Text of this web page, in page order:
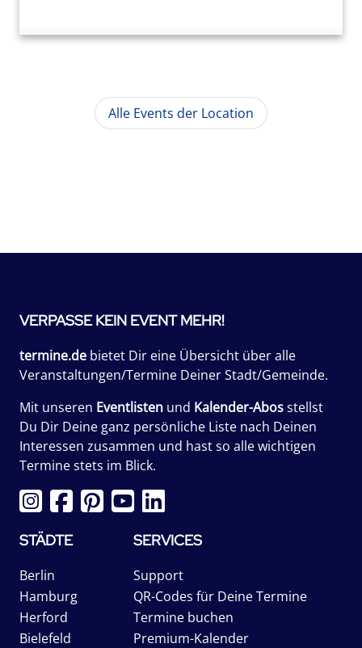
Alle Events der Location
VERPASSE KEIN EVENT MEHR!
termine.de bietet Dir eine Übersicht über alle
Veranstaltungen/Termine Deiner Stadt/Gemeinde.
Mit unseren Eventlisten und Kalender-Abosstellst
Du Dir Deine ganz persönliche Liste nach Deinen
Interessen zusammen und hast so alle wichtigen
Termine stets im Blick.
STÄDTE
Berlin
Hamburg
Herford
Bielefeld
SERVICES
Support
QR-Codes für Deine Termine
Termine buchen
Premium-Kalender